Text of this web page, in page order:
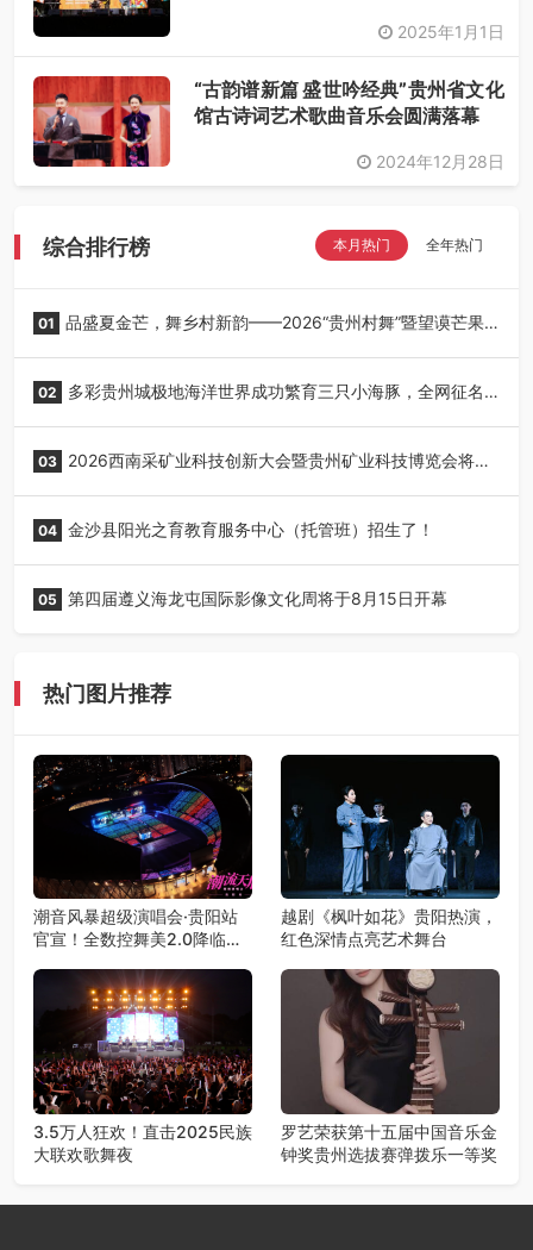
2025年1月1日
“古韵谱新篇 盛世吟经典”贵州省文化
馆古诗词艺术歌曲音乐会圆满落幕
2024年12月28日
综合排行榜 本月热门 全年热门
01 品盛夏金芒，舞乡村新韵——2026“贵州村舞”暨望谟芒果
02 多彩贵州城极地海洋世界成功繁育三只小海豚，全网征名
03 2026西南采矿业科技创新大会暨贵州矿业科技博览会将在
04 金沙县阳光之育教育服务中心（托管班）招生了！
05 第四届遵义海龙屯国际影像文化周将于8月15日开幕
热门图片推荐
潮音风暴超级演唱会·贵阳站
官宣！全数控舞美2.0降临，
青春DNA！
越剧《枫叶如花》贵阳热演，
红色深情点亮艺术舞台
3.5万人狂欢！直击2025民族
大联欢歌舞夜
罗艺荣获第十五届中国音乐金
钟奖贵州选拔赛弹拨乐一等奖​